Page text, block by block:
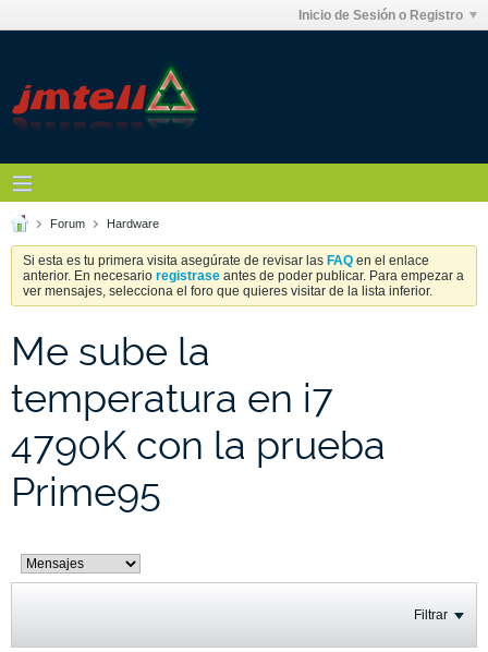
Inicio de Sesión o Registro
Forum Hardware
Si esta es tu primera visita asegúrate de revisar las FAQ en el enlace
anterior. En necesario registrase antes de poder publicar. Para empezar a
ver mensajes, selecciona el foro que quieres visitar de la lista inferior.
Me sube la
temperatura en i7
4790K con la prueba
Prime95
Filtrar